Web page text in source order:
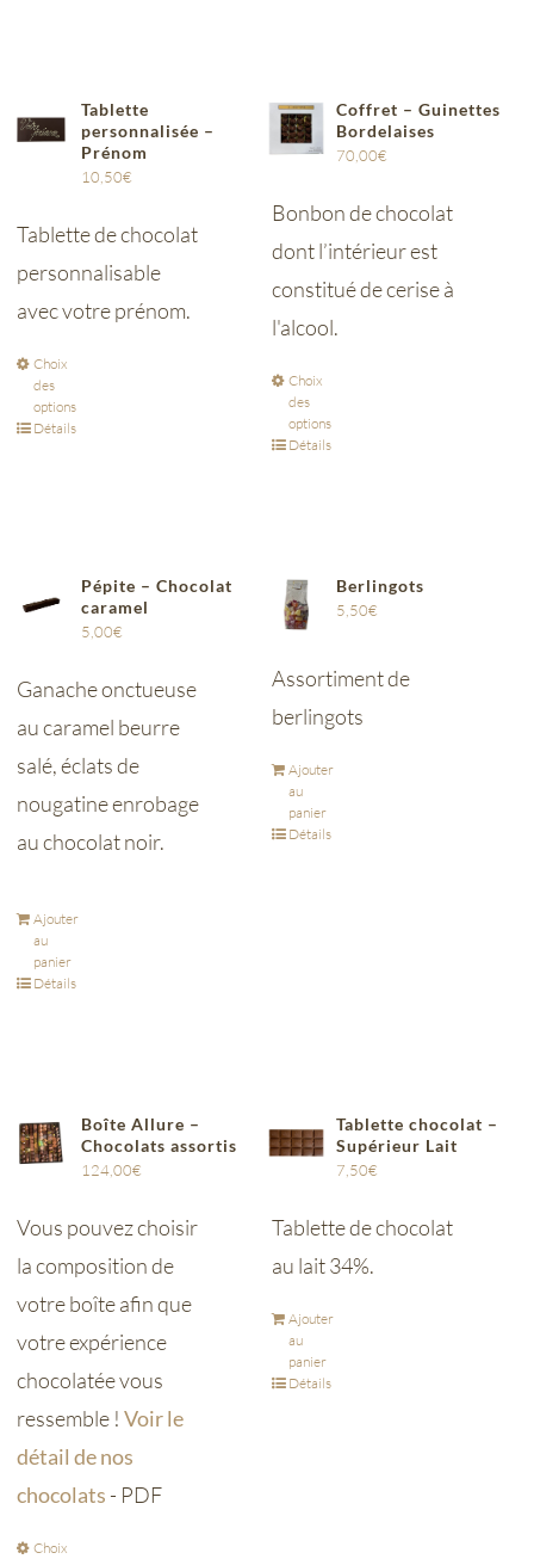
Tablette
personnalisée –
Prénom
10,50€
Tablette de chocolat
personnalisable
avec votre prénom.
Choix
des
options
Détails
Coffret – Guinettes
Bordelaises
70,00€
Bonbon de chocolat
dont l’intérieur est
constitué de cerise à
l'alcool.
Choix
des
options
Détails
Pépite – Chocolat
caramel
5,00€
Ganache onctueuse
au caramel beurre
salé, éclats de
nougatine enrobage
au chocolat noir.
Ajouter
au
panier
Détails
Berlingots
5,50€
Assortiment de
berlingots
Ajouter
au
panier
Détails
Boîte Allure –
Chocolats assortis
124,00€
Vous pouvez choisir
la composition de
votre boîte afin que
votre expérience
chocolatée vous
ressemble !Voir le
détail de nos
chocolats - PDF
Choix
Tablette chocolat –
Supérieur Lait
7,50€
Tablette de chocolat
au lait 34%.
Ajouter
au
panier
Détails